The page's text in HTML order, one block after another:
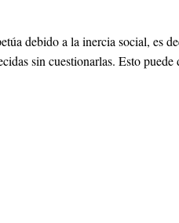
debido a la inercia social, es
sin cuestionarlas. Esto